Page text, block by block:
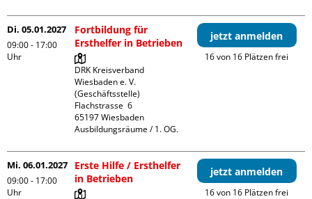
Di. 05.01.2027
09:00 - 17:00
Uhr
Fortbildung für
Ersthelfer in Betrieben
DRK Kreisverband
Wiesbaden e. V.
(Geschäftsstelle)
Flachstrasse  6
65197 Wiesbaden
Ausbildungsräume / 1. OG.
jetzt anmelden
16 von 16 Plätzen frei
Mi. 06.01.2027
09:00 - 17:00
Uhr
Erste Hilfe / Ersthelfer
in Betrieben
jetzt anmelden
16 von 16 Plätzen frei